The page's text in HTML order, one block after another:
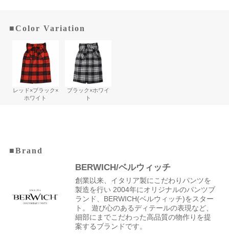
■Color Variation
レッド×ブラック×
ホワイト
ブラック×ホワイ
ト
■Brand
BERWICH/ベルウィッチ
創業以来、イタリア製にこだわりパンツを
製造を行い 2004年にオリジナルのパンツブ
ランド、BERWICH(ベルウィッチ)をスター
ト。 遊び心のあるディテールの表現など、
細部にまでこだわった高品質の物作りを提
案するブランドです。